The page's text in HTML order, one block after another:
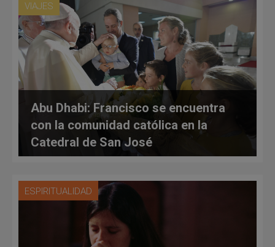
VIAJES
Abu Dhabi: Francisco se encuentra
con la comunidad católica en la
Catedral de San José
ESPIRITUALIDAD